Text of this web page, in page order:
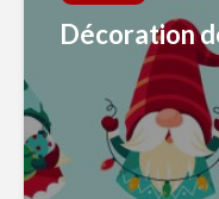
Décoration